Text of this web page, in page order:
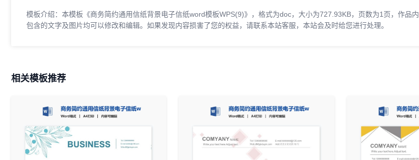
模板介绍：本模板《商务简约通用信纸背景电子信纸word模板WPS(9)》，格式为doc，大小为727.93KB，页数为1页，作品内
包含的文字及图片均可以修改和编辑。如果发现内容损害了您的权益，请联系本站客服，本站会及时给您进行处理。
相关模板推荐